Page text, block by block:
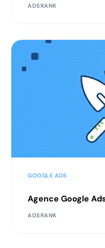
ADSRANK
GOOGLE ADS
Agence Google
ADSRANK